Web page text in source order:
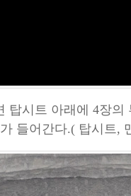
탑시트 아래에 4장
들어간다.( 탑시트,